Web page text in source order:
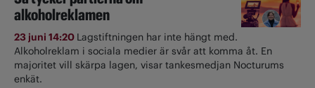
alkoholreklamen
23 juni 14:20 Lagstiftningen har inte hängt med.
Alkoholreklam i sociala medier är svår att komma åt. En
majoritet vill skärpa lagen, visar tankesmedjan Nocturums
enkät.